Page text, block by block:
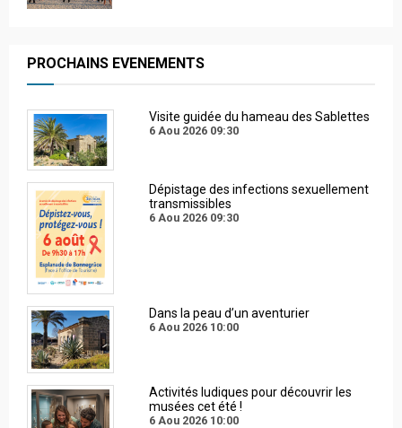
PROCHAINS EVENEMENTS
Visite guidée du hameau des Sablettes
6 Aou 2026 09:30
Dépistage des infections sexuellement
transmissibles
6 Aou 2026 09:30
Dans la peau d’un aventurier
6 Aou 2026 10:00
Activités ludiques pour découvrir les
musées cet été !
6 Aou 2026 10:00